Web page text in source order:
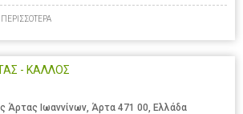
ΠΕΡΙΣΣΟΤΕΡΑ
- ΚΑΛΛΟΣ
Άρτας Ιωαννίνων, Άρτα 471 00, Ελλάδα